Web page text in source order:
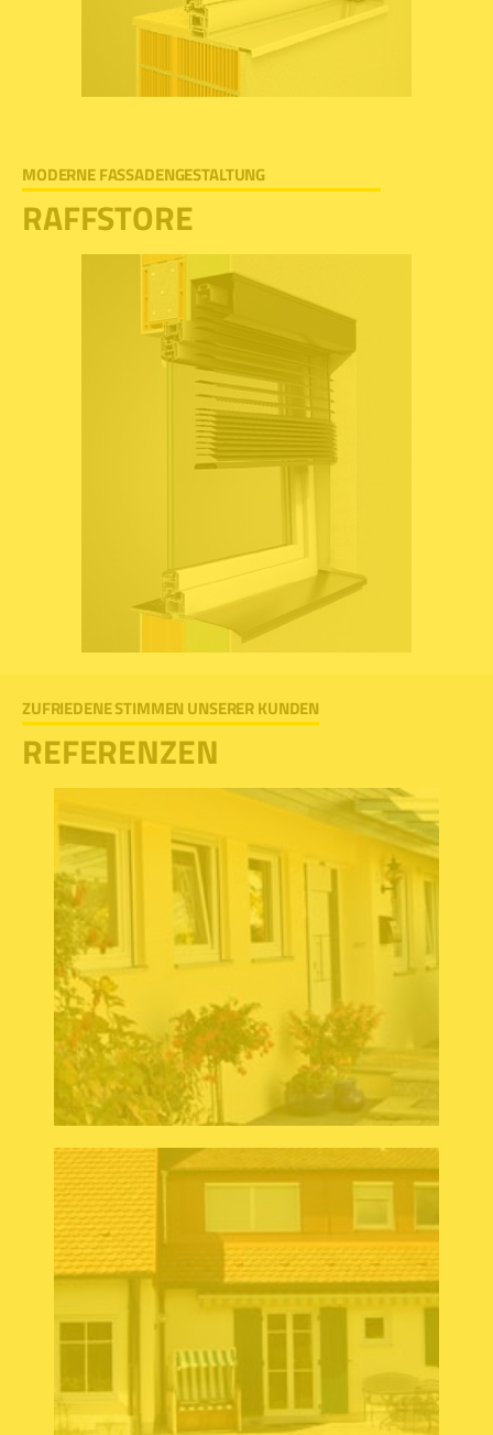
MODERNE FASSADENGESTALTUNG
RAFFSTORE
ZUFRIEDENE STIMMEN UNSERER KUNDEN
REFERENZEN